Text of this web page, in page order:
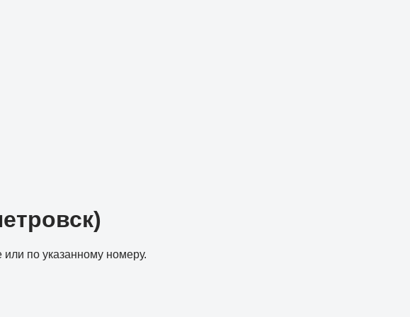
или по указанному номеру.